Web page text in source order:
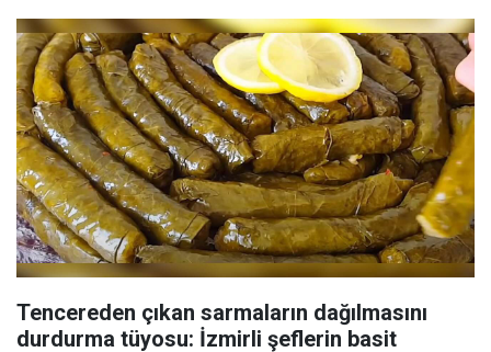
Tencereden çıkan sarmaların dağılmasını
durdurma tüyosu: İzmirli şeflerin basit